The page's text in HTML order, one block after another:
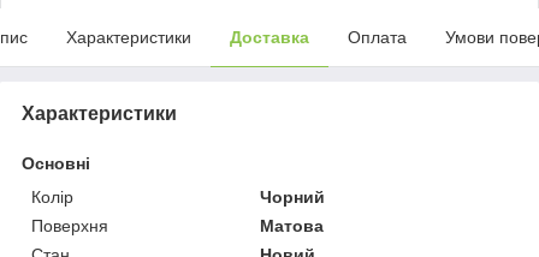
Характеристики Доставка Оплата Умови
Характеристики
Основні
Колір
Чорний
Поверхня
Матова